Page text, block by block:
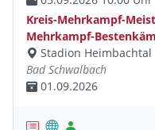
Kreis-Mehrkampf-
Mehrkampf-
Stadion Heimbachtal
Bad Schwalbach
01.09.2026